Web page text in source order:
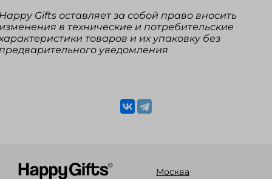
Gifts оставляет за собой право вносить
в технические и потребительские
товаров и их упаковку без
уведомления
Москва